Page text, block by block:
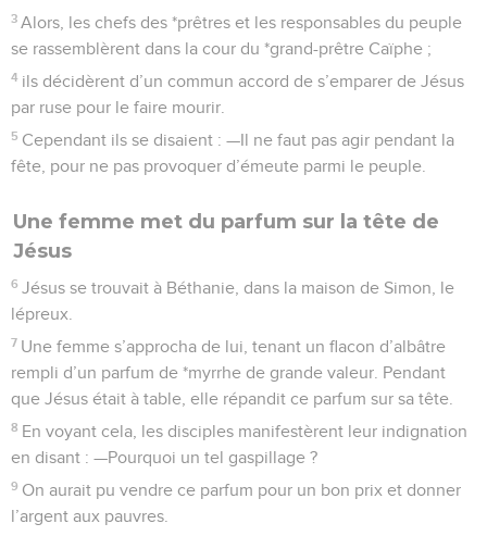
3 Alors, les chefs des *prêtres et les responsables du peuple
se rassemblèrent dans la cour du *grand-prêtre Caïphe ;
4 ils décidèrent d’un commun accord de s’emparer de Jésus
par ruse pour le faire mourir.
5 Cependant ils se disaient : —Il ne faut pas agir pendant la
fête, pour ne pas provoquer d’émeute parmi le peuple.
Une femme met du parfum sur la tête de
Jésus
6 Jésus se trouvait à Béthanie, dans la maison de Simon, le
lépreux.
7 Une femme s’approcha de lui, tenant un flacon d’albâtre
rempli d’un parfum de *myrrhe de grande valeur. Pendant
que Jésus était à table, elle répandit ce parfum sur sa tête.
8 En voyant cela, les disciples manifestèrent leur indignation
en disant : —Pourquoi un tel gaspillage ?
9 On aurait pu vendre ce parfum pour un bon prix et donner
l’argent aux pauvres.